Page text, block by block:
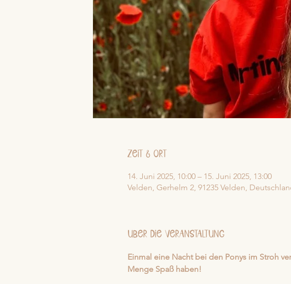
Zeit & Ort
14. Juni 2025, 10:00 – 15. Juni 2025, 13:00
Velden, Gerhelm 2, 91235 Velden,
Über die Veranstaltung
Einmal eine Nacht bei den Ponys im Stroh
Menge Spaß haben!